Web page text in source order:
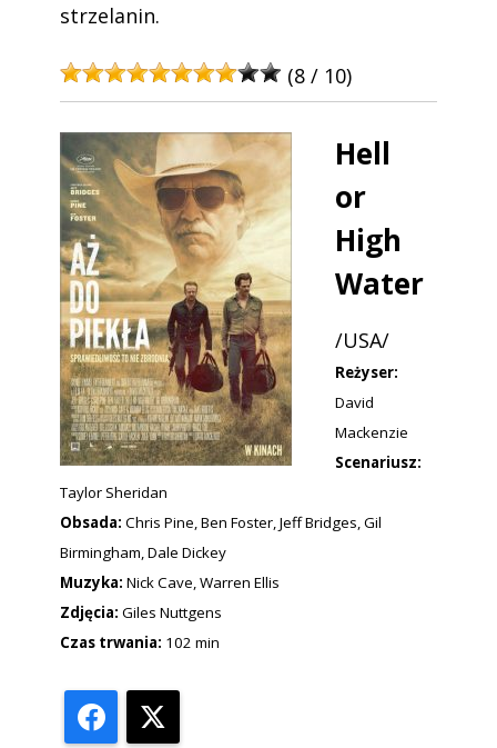
strzelanin.
(8 / 10)
Hell
or
High
Water
/USA/
Reżyser:
David
Mackenzie
Scenariusz:
Taylor Sheridan
Obsada: Chris Pine, Ben Foster, Jeff Bridges, Gil
Birmingham, Dale Dickey
Muzyka: Nick Cave, Warren Ellis
Zdjęcia: Giles Nuttgens
Czas trwania: 102 min
Facebook